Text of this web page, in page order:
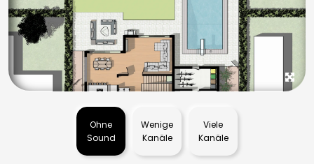
Ohne
Sound
Wenige
Kanäle
Viele
Kanäle